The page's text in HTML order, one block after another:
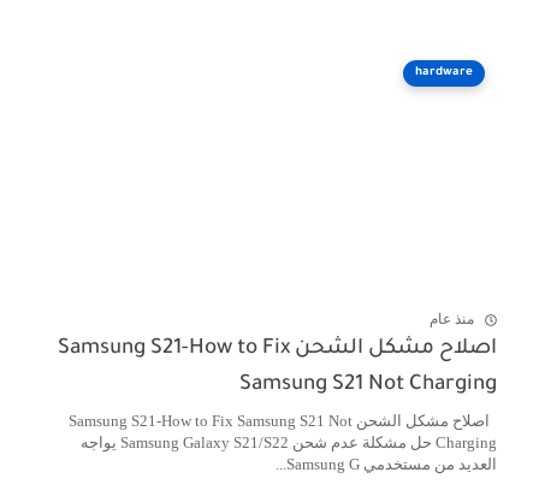
hardware
منذ عام
اصلاح مشكل الشحن Samsung S21-How to Fix
Samsung S21 Not Charging
اصلاح مشكل الشحن Samsung S21-How to Fix Samsung S21 Not
Charging حل مشكلة عدم شحن Samsung Galaxy S21/S22 يواجه
العديد من مستخدمي Samsung G...